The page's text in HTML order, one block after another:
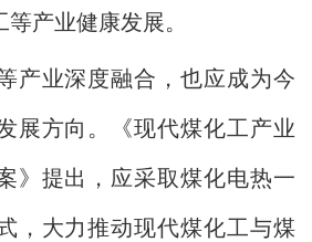
产业健康发展。
业深度融合，也应成为今
展方向。《现代煤化工产业
》提出，应采取煤化电热一
，大力推动现代煤化工与煤